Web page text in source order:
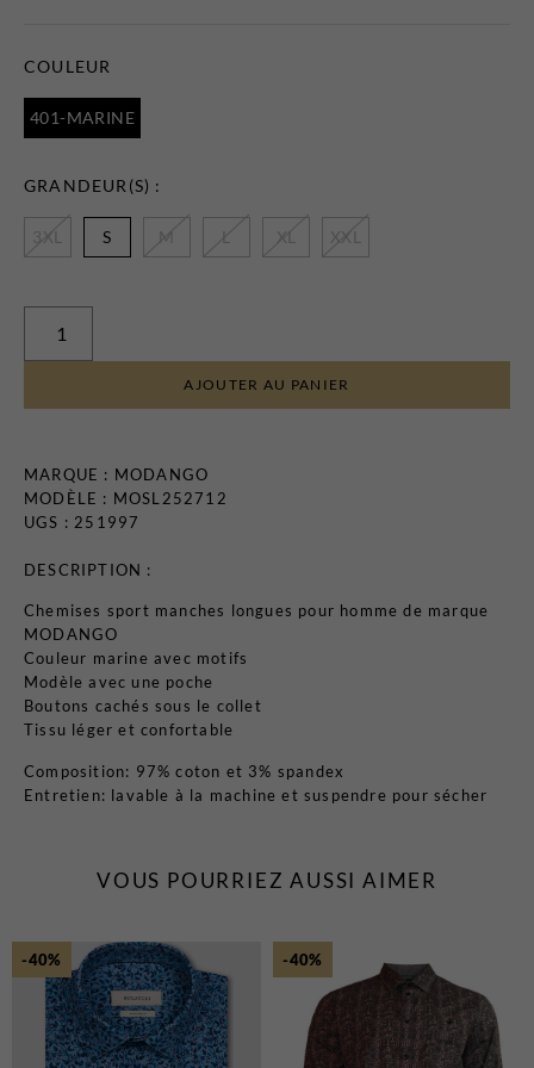
COULEUR
401-MARINE
GRANDEUR(S) :
3XL S M L XL XXL
AJOUTER AU PANIER
MARQUE : MODANGO
MODÈLE : MOSL252712
UGS : 251997
DESCRIPTION :
Chemises sport manches longues pour homme de marque
MODANGO
Couleur marine avec motifs
Modèle avec une poche
Boutons cachés sous le collet
Tissu léger et confortable
Composition: 97% coton et 3% spandex
Entretien: lavable à la machine et suspendre pour sécher
VOUS POURRIEZ AUSSI AIMER
-40% -40%